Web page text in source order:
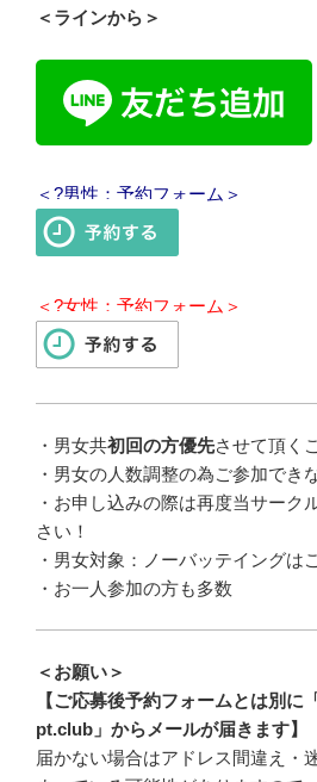
＜ラインから＞
＜?男性：予約フォーム＞
＜?女性：予約フォーム＞
・男女共初回の方優先させて頂く
・男女の人数調整の為ご参加でき
・お申し込みの際は再度当サーク
さい！
・男女対象：ノーバッテイングは
・お一人参加の方も多数
＜お願い＞
【ご応募後予約フォームとは別
pt.club」からメールが届きます】
届かない場合はアドレス間違え・